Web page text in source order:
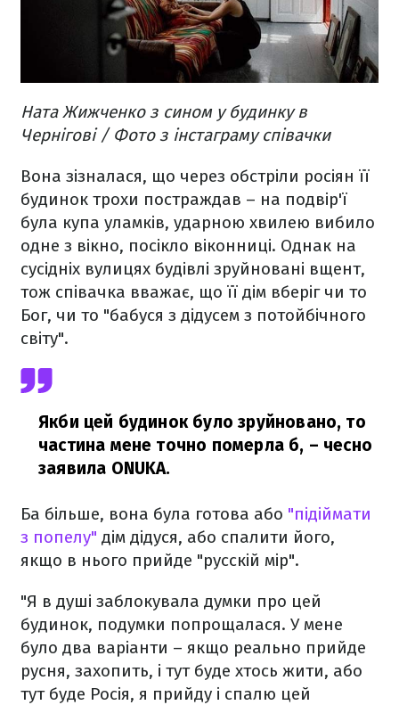
Ната Жижченко з сином у будинку в
Чернігові / Фото з інстаграму співачки
Вона зізналася, що через обстріли росіян її
будинок трохи постраждав – на подвір'ї
була купа уламків, ударною хвилею вибило
одне з вікно, посікло віконниці. Однак на
сусідніх вулицях будівлі зруйновані вщент,
тож співачка вважає, що її дім вберіг чи то
Бог, чи то "бабуся з дідусем з потойбічного
світу".
Якби цей будинок було зруйновано, то
частина мене точно померла б, – чесно
заявила ONUKA.
Ба більше, вона була готова або "підіймати
з попелу" дім дідуся, або спалити його,
якщо в нього прийде "русскій мір".
"Я в душі заблокувала думки про цей
будинок, подумки попрощалася. У мене
було два варіанти – якщо реально прийде
русня, захопить, і тут буде хтось жити, або
тут буде Росія, я прийду і спалю цей